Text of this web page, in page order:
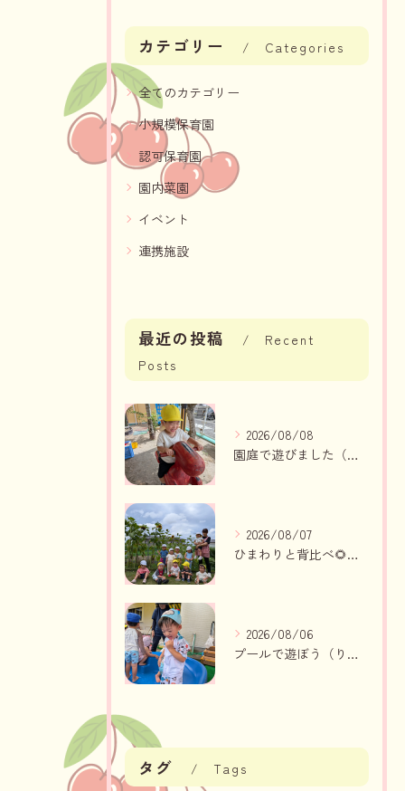
カテゴリー Categories
全てのカテゴリー
小規模保育園
認可保育園
園内菜園
イベント
連携施設
最近の投稿
Recent
Posts
2026/08/08
園庭で遊びました（いちご組、りんご組）
2026/08/07
ひまわりと背比べ🌻（りんご組、いちご組）
2026/08/06
プールで遊ぼう（りんご組、いちご組）
タグ Tags